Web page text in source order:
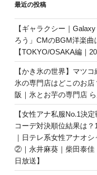
最近の投稿
【ギャラクシー｜
ろう」CMのBGM洋楽曲
【TOKYO/OSAKA編｜
【かき氷の世界】マツ
氷の専門店はどこのお
阪｜氷とお芋の専門店 ら
【女性アナ私服No.1決
コーデ対決順位結果は
｜日テレ系女性アナオ
②｜永井麻葵｜柴田泰佳
日放送】